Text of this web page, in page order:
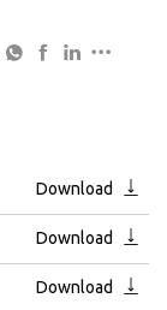
Download
Download
Download